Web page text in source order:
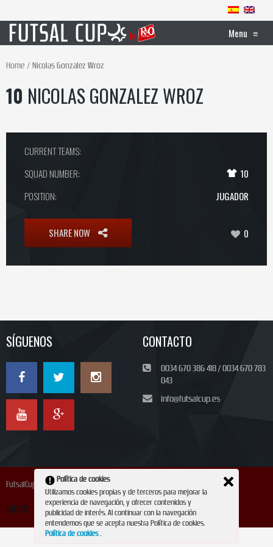
Menu ≡
Home Nicolas Gonzalez Wroz
10 NICOLAS GONZALEZ WROZ
CURRENT TEAMS:
SQUAD NUMBER:
10
POSITION:
JUGADOR
SHARE NOW 0
SÍGUENOS CONTACTO
0034 670 386 418 / 0034 670 783
043
info@futsalcup.es
FutsalCup 2024
INICIO INSCRIPCIÓN CONTACTO REVISTA
Política de cookies
Utilizamos cookies propias y de terceros para mejorar la
experiencia de navegación, y ofrecer contenidos y
publicidad de interés. Al continuar con la navegación
entendemos que se acepta nuestra Política de cookies.
Política de cookies.